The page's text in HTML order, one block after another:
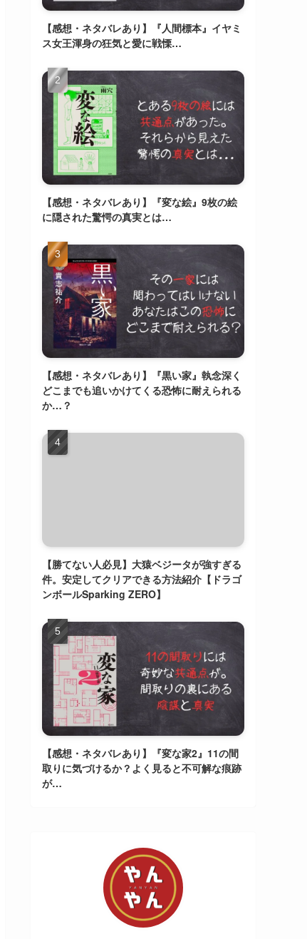
【感想・ネタバレあり】『人間標本』イヤミ
ス女王渾身の狂気と愛に戦慄…
【感想・ネタバレあり】『変な絵』9枚の絵
に隠された驚愕の真実とは…
【感想・ネタバレあり】『黒い家』執念深く
どこまでも追いかけてくる恐怖に耐えられる
か…？
【勝てない人必見】大猿ベジータが強すぎる
件。安定してクリアできる方法紹介【ドラゴ
ンボールSparking ZERO】
【感想・ネタバレあり】『変な家2』11の間
取りに気づけるか？よく見ると不可解な痕跡
が…